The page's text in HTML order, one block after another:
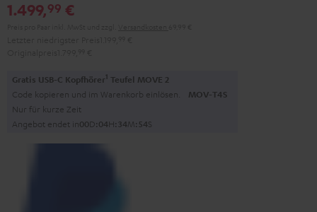
Schwarz
1.499,99 €
Gratis USB-C Kopfhörer1 Teufel MOVE 2
Code kopieren und im Warenkorb einlösen. MOV-T4S
Nur für kurze Zeit
Angebot endet in00D:04H: 34M: 52S